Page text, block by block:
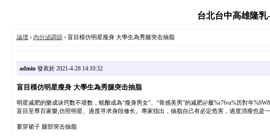
台北台中高雄隆
論壇› 內分泌調節› 盲目模仿明星瘦身 大學生為秀腿突击抽脂
admin發表於 2021-4-28 14:10:32
盲目模仿明星瘦身 大學生為秀腿突击抽脂
明星减肥的樂成诀窍数不堪数，蜕酿成為“瘦身男女”、“骨感美男”的减肥@履%r7fvu%历對年
盲目至尊百家樂,仿照明星、過度寻求身段修长。專家指出，抽脂自己有必定危害，過度消瘦也是一
要穿裙子 腿部突击抽脂